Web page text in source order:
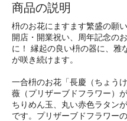
商品の説明
枡のお花にますます繁盛の願い
開店・開業祝い、周年記念の
に！ 縁起の良い枡の器に、雅
が咲き続けます。
一合枡のお花「長慶（ちょう
薇（プリザーブドフラワー）
ちりめん玉、丸い赤色ラタン
です。プリザーブドフラワー